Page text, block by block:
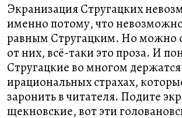
Экранизация Стругацких
именно потому, что
равным Стругацким. Но можно
от них, всё-таки это проза. И
Стругацкие во многом
ирациональных страхах,
заронить в читателя. Подите
щекновские, вот эти